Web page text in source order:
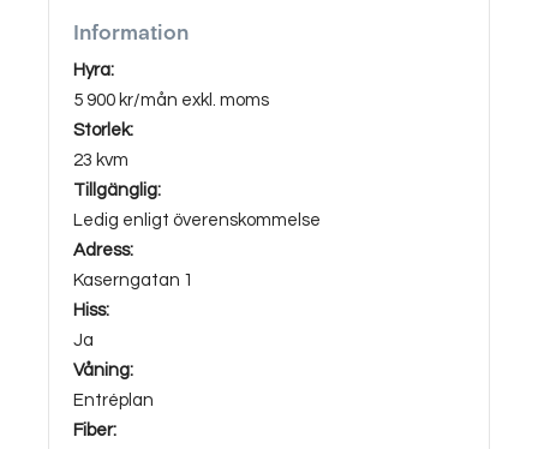
Information
Hyra:
5 900 kr/mån exkl. moms
Storlek:
23 kvm
Tillgänglig:
Ledig enligt överenskommelse
Adress:
Kaserngatan 1
Hiss:
Ja
Våning:
Entréplan
Fiber: